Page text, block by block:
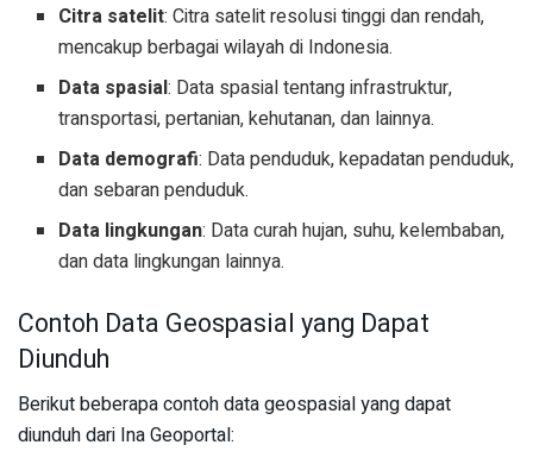
Citra satelit: Citra satelit resolusi tinggi dan rendah,
mencakup berbagai wilayah di Indonesia.
Data spasial: Data spasial tentang infrastruktur,
transportasi, pertanian, kehutanan, dan lainnya.
Data demografi: Data penduduk, kepadatan penduduk,
dan sebaran penduduk.
Data lingkungan: Data curah hujan, suhu, kelembaban,
dan data lingkungan lainnya.
Contoh Data Geospasial yang Dapat
Diunduh
Berikut beberapa contoh data geospasial yang dapat
diunduh dari Ina Geoportal: